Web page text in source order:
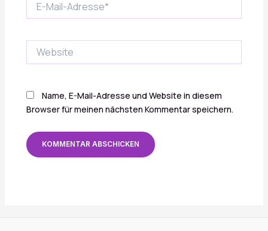
Mail-
Name, E-Mail-Adresse und Website in diesem
Browser für meinen nächsten Kommentar speichern.